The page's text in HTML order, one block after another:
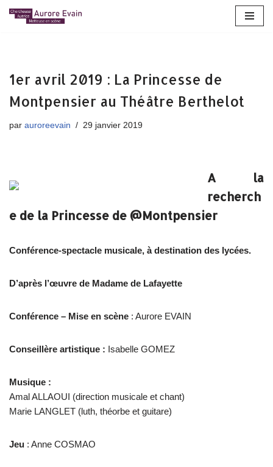
1er avril 2019 : La Princesse de
Montpensier au Théâtre Berthelot
par auroreevain 29 janvier 2019
A la
recherch
e de la Princesse de @Montpensier
Conférence-spectacle musicale, à destination des lycées.
D’après l’œuvre de Madame de Lafayette
Conférence – Mise en scène : Aurore EVAIN
Conseillère artistique : Isabelle GOMEZ
Musique :
Amal ALLAOUI (direction musicale et chant)
Marie LANGLET (luth, théorbe et guitare)
Jeu : Anne COSMAO